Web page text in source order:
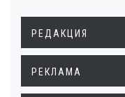
РЕДАКЦИЯ
РЕКЛАМА